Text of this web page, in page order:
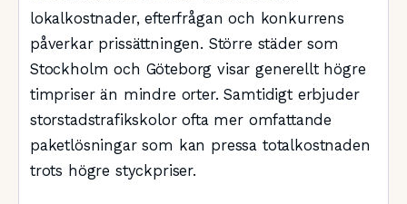
lokalkostnader, efterfrågan och konkurrens
påverkar prissättningen. Större städer som
Stockholm och Göteborg visar generellt högre
timpriser än mindre orter. Samtidigt erbjuder
storstadstrafikskolor ofta mer omfattande
paketlösningar som kan pressa totalkostnaden
trots högre styckpriser.